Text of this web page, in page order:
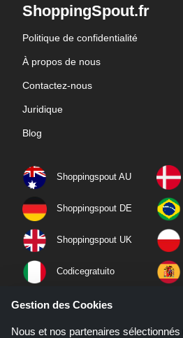
ShoppingSpout.fr
Politique de confidentialité
À propos de nous
Contactez-nous
Juridique
Blog
Shoppingspout AU
Shoppingspout DE
Shoppingspout UK
Codicegratuito
Shoppingspout NL
Shoppingspout PT
Gestion des Cookies
Nous et nos partenaires